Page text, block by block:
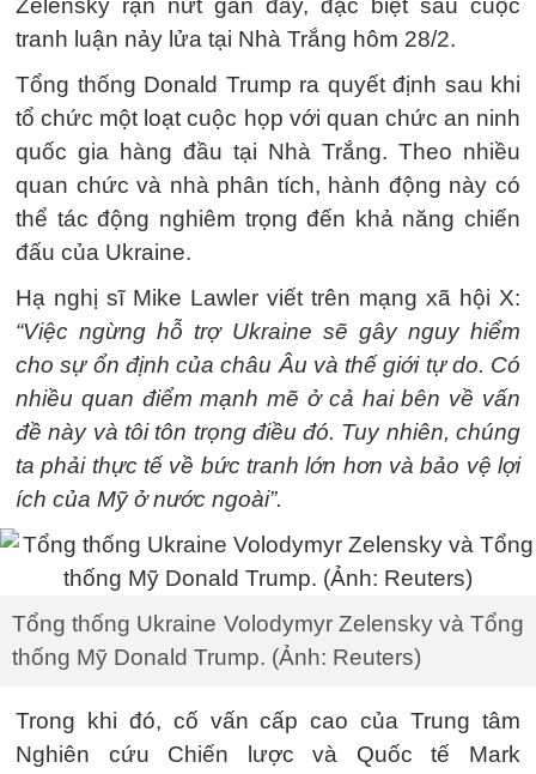
Zelensky rạn nứt gần đây, đặc biệt sau cuộc
tranh luận nảy lửa tại Nhà Trắng hôm 28/2.
Tổng thống Donald Trump ra quyết định sau khi
tổ chức một loạt cuộc họp với quan chức an ninh
quốc gia hàng đầu tại Nhà Trắng. Theo nhiều
quan chức và nhà phân tích, hành động này có
thể tác động nghiêm trọng đến khả năng chiến
đấu của Ukraine.
Hạ nghị sĩ Mike Lawler viết trên mạng xã hội X:
“Việc ngừng hỗ trợ Ukraine sẽ gây nguy hiểm
cho sự ổn định của châu Âu và thế giới tự do. Có
nhiều quan điểm mạnh mẽ ở cả hai bên về vấn
đề này và tôi tôn trọng điều đó. Tuy nhiên, chúng
ta phải thực tế về bức tranh lớn hơn và bảo vệ lợi
ích của Mỹ ở nước ngoài”.
Tổng thống Ukraine Volodymyr Zelensky và Tổng
thống Mỹ Donald Trump. (Ảnh: Reuters)
Trong khi đó, cố vấn cấp cao của Trung tâm
Nghiên cứu Chiến lược và Quốc tế Mark